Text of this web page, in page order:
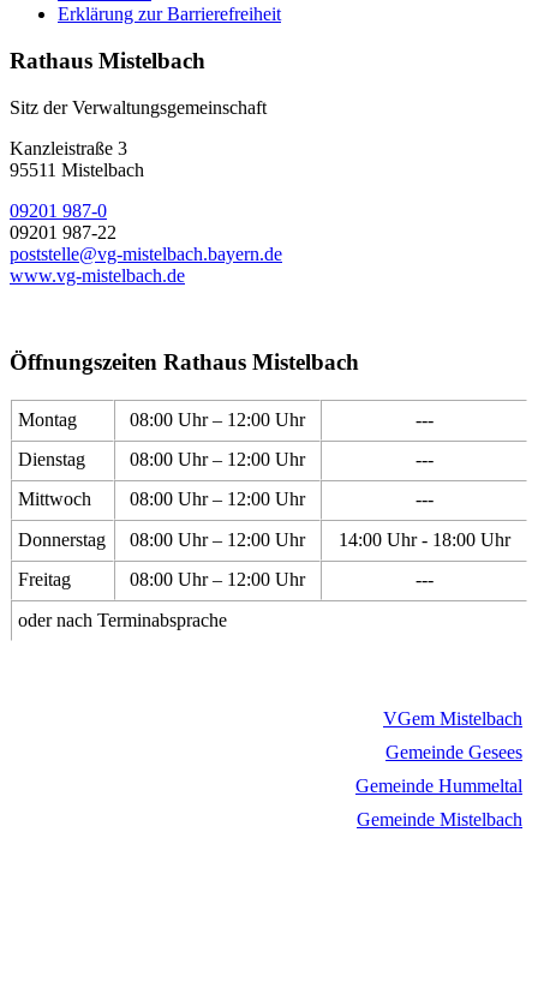
Erklärung zur Barrierefreiheit
Rathaus Mistelbach
Sitz der Verwaltungsgemeinschaft
Kanzleistraße 3
95511 Mistelbach
09201 987-0
09201 987-22
poststelle@vg-mistelbach.bayern.de
www.vg-mistelbach.de
Öffnungszeiten Rathaus Mistelbach
Montag 08:00 Uhr – 12:00 Uhr
---
Dienstag
08:00 Uhr – 12:00 Uhr
---
Mittwoch
08:00 Uhr – 12:00 Uhr
---
Donnerstag
08:00 Uhr – 12:00 Uhr
14:00 Uhr - 18:00 Uhr
Freitag
08:00 Uhr – 12:00 Uhr
---
oder nach Terminabsprache
VGem Mistelbach
Gemeinde Gesees
Gemeinde Hummeltal
Gemeinde Mistelbach